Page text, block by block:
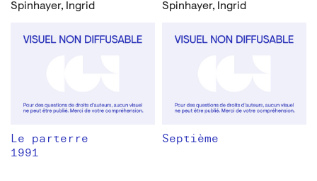
Spinhayer, Ingrid
Le parterre
1991
Spinhayer, Ingrid
Septième